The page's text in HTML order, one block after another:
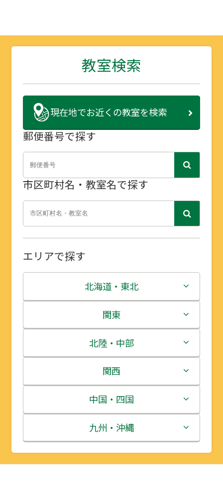
教室検索
現在地でお近くの教室を検索
郵便番号で探す
市区町村名・教室名で探す
エリアで探す
北海道・東北
北海道
青森県
岩手県
宮城県
秋田県
山形県
関東
茨城県
栃木県
群馬県
埼玉県
千葉県
北陸・中部
新潟県
富山県
石川県
福井県
関西
三重県
滋賀県
京都府
中国・四国
鳥取県
島根県
九州・沖縄
福岡県